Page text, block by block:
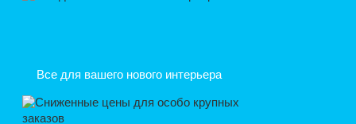
Все для вашего нового интерьера